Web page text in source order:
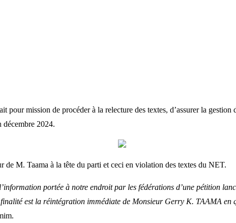
pour mission de procéder à la relecture des textes, d’assurer la
décembre 2024.
M. Taama à la tête du parti et ceci en violation des textes du NET.
portée à notre endroit par les fédérations d’une pétition
est la réintégration immédiate de Monsieur Gerry K. TAAMA